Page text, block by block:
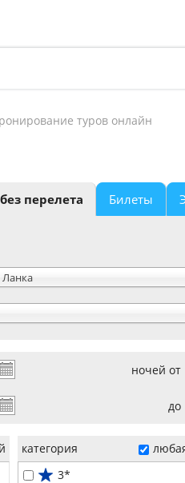
туров онлайн
перелета Билеты
ночей от
до
категория
3*